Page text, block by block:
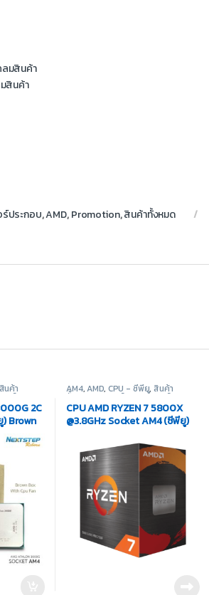
ลมสินค้า
สินค้า
ประกอบ,AMD,Promotion,สินค้าทั้งหมด
สินค้า
อร์
2C
Brown
AM4,AMD, CPU - ซีพียู,สินค้า
ทั้งหมด อุปกรณ์คอมพิวเตอร์
CPU AMD RYZEN 7 5800X
@3.8GHz Socket AM4 (ซีพียู)